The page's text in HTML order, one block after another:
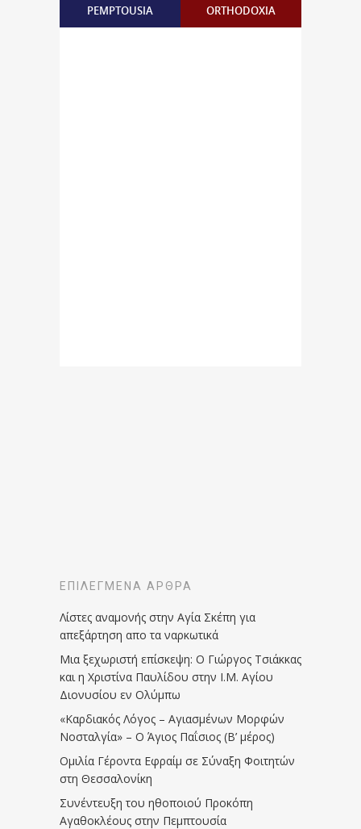
PEMPTOUSIA ORTHODOXIA
ΕΠΙΛΕΓΜΈΝΑ ΆΡΘΡΑ
Λίστες αναμονής στην Αγία Σκέπη για
απεξάρτηση απο τα ναρκωτικά
Μια ξεχωριστή επίσκεψη: Ο Γιώργος Τσιάκκας
και η Χριστίνα Παυλίδου στην Ι.Μ. Αγίου
Διονυσίου εν Ολύμπω
«Καρδιακός Λόγος – Αγιασμένων Μορφών
Νοσταλγία» – Ο Άγιος Παΐσιος (Β’ μέρος)
Ομιλία Γέροντα Εφραίμ σε Σύναξη Φοιτητών
στη Θεσσαλονίκη
Συνέντευξη του ηθοποιού Προκόπη
Αγαθοκλέους στην Πεμπτουσία